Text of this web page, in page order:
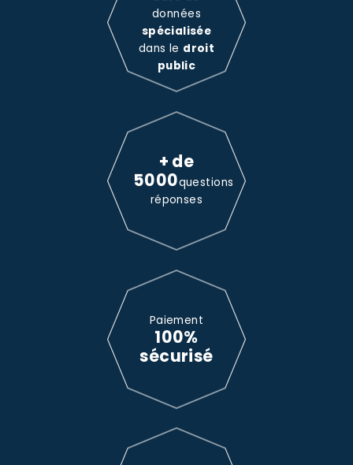
données
spécialisée
dans le droit
public
+ de
5000questions
réponses
Paiement
100%
sécurisé